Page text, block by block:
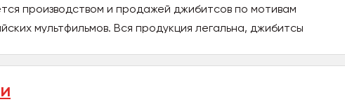
производством и продажей джибитсов по мотивам
мультфильмов. Вся продукция легальна, джибитсы